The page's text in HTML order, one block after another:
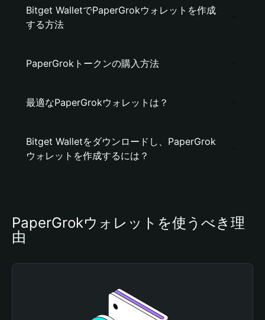
Bitget WalletでPaperGrokウォレットを作成
する方法
PaperGrokトークンの購入方法
最適なPaperGrokウォレットは？
Bitget Walletをダウンロードし、PaperGrok
ウォレットを作成するには？
PaperGrokウォレットを使うべき理
由